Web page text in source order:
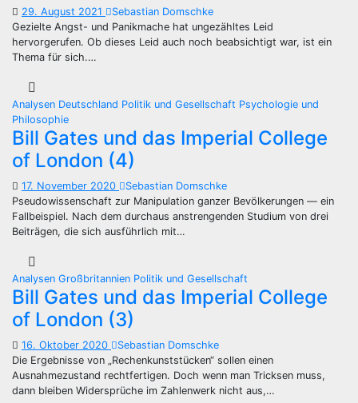
29. August 2021
Sebastian Domschke
Gezielte Angst- und Panikmache hat ungezähltes Leid
hervorgerufen. Ob dieses Leid auch noch beabsichtigt war, ist ein
Thema für sich.…
Analysen Deutschland Politik und Gesellschaft Psychologie und
Philosophie
Bill Gates und das Imperial College
of London (4)
17. November 2020
Sebastian Domschke
Pseudowissenschaft zur Manipulation ganzer Bevölkerungen — ein
Fallbeispiel. Nach dem durchaus anstrengenden Studium von drei
Beiträgen, die sich ausführlich mit…
Analysen Großbritannien Politik und Gesellschaft
Bill Gates und das Imperial College
of London (3)
16. Oktober 2020
Sebastian Domschke
Die Ergebnisse von „Rechenkunststücken“ sollen einen
Ausnahmezustand rechtfertigen. Doch wenn man Tricksen muss,
dann bleiben Widersprüche im Zahlenwerk nicht aus,…